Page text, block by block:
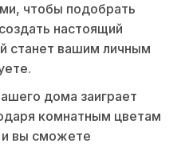
чтобы подобрать
настоящий
станет вашим личным
дома заиграет
комнатным цветам
и вы сможете